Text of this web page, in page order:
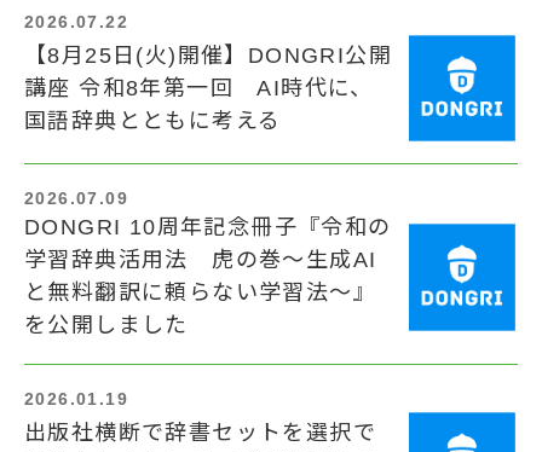
2026.07.22
【8月25日(火)開催】DONGRI公開
講座 令和8年第一回 AI時代に、
国語辞典とともに考える
2026.07.09
DONGRI 10周年記念冊子『令和の
学習辞典活用法 虎の巻～生成AI
と無料翻訳に頼らない学習法～』
を公開しました
2026.01.19
出版社横断で辞書セットを選択で